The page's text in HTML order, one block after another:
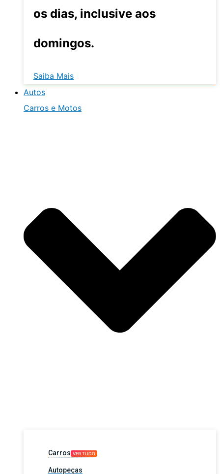
os dias, inclusive aos
domingos.
Saiba Mais
Autos
Carros e Motos
Carros VER TUDO
Autopeças